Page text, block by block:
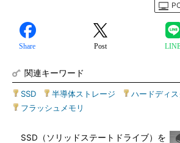
Share Post
関連キーワード
SSD 半導体ストレージ ハードディス
フラッシュメモリ
SSD（ソリッドステートドライブ）を